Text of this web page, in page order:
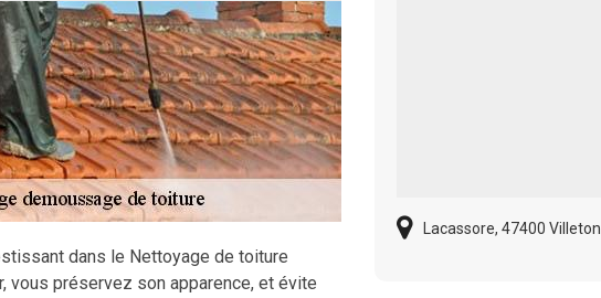
dans le Nettoyage de toiture
vous préservez son apparence, et évite
Lacassore, 47400 Villeton